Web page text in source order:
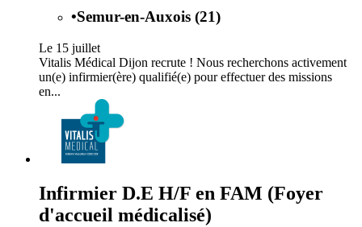
•Semur-en-Auxois (21)
Le 15 juillet
Vitalis Médical Dijon recrute ! Nous recherchons activement
un(e) infirmier(ère) qualifié(e) pour effectuer des missions
en...
Infirmier D.E H/F en FAM (Foyer
d'accueil médicalisé)